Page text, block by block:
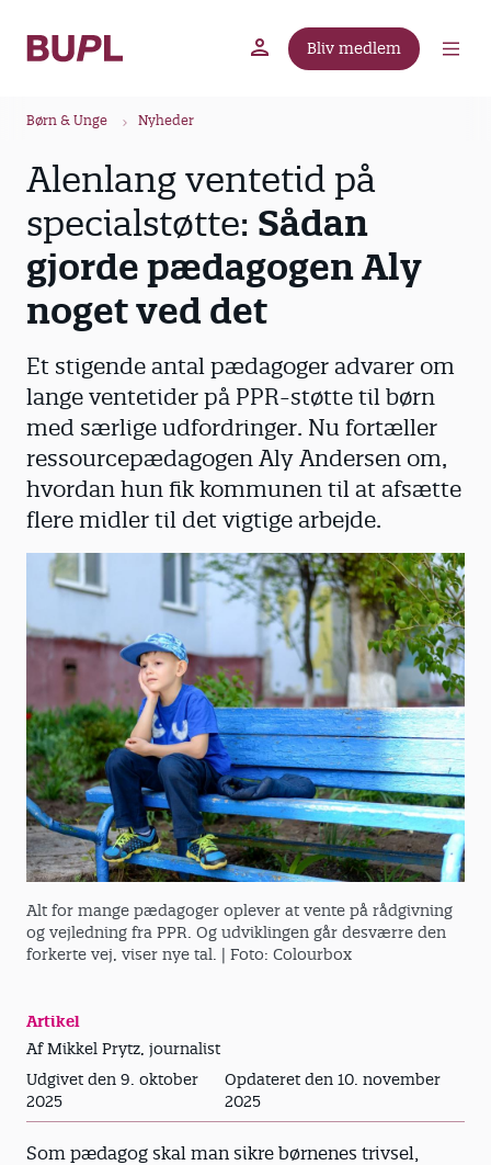
Bliv medlem
Børn & Unge Nyheder
Alenlang ventetid på
specialstøtte: Sådan
gjorde pædagogen Aly
noget ved det
Et stigende antal pædagoger advarer om
lange ventetider på PPR-støtte til børn
med særlige udfordringer. Nu fortæller
ressourcepædagogen Aly Andersen om,
hvordan hun fik kommunen til at afsætte
flere midler til det vigtige arbejde.
Alt for mange pædagoger oplever at vente på rådgivning
og vejledning fra PPR. Og udviklingen går desværre den
forkerte vej, viser nye tal. | Foto: Colourbox
Artikel
Af Mikkel Prytz, journalist
Udgivet den 9. oktober
2025
Opdateret den 10. november
2025
Som pædagog skal man sikre børnenes trivsel,